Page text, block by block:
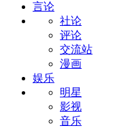
言论
社论
评论
交流站
漫画
娱乐
明星
影视
音乐